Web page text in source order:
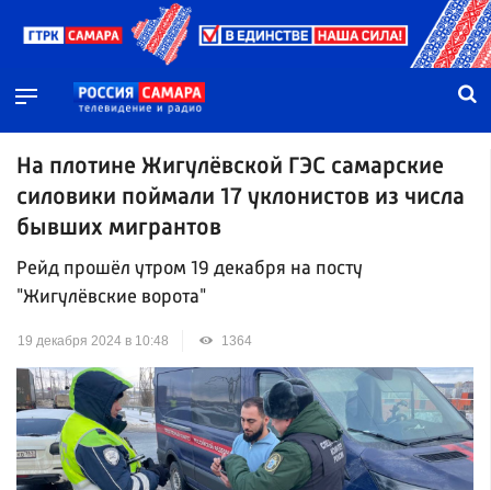
На плотине Жигулёвской ГЭС самарские
силовики поймали 17 уклонистов из числа
бывших мигрантов
Рейд прошёл утром 19 декабря на посту
"Жигулёвские ворота"
19 декабря 2024 в 10:48 1364